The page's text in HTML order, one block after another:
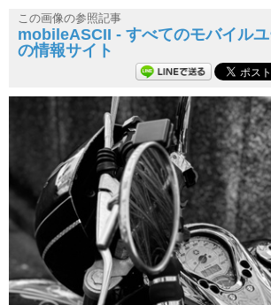
この画像の参照記事
mobileASCII - すべてのモバイル
の情報サイト